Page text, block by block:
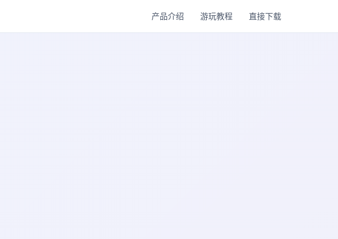
产品介绍 游玩教程 直接下载